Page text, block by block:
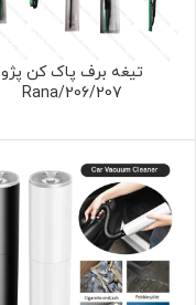
تیغه برف پاک کن پژو
206/207/Rana